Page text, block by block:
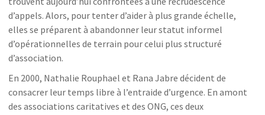
d’appels. Alors, pour tenter d’aider à plus grande échelle,
elles se préparent à abandonner leur statut informel
d’opérationnelles de terrain pour celui plus structuré
d’association.
En 2000, Nathalie Rouphael et Rana Jabre décident de
consacrer leur temps libre à l’entraide d’urgence. En amont
des associations caritatives et des ONG, ces deux